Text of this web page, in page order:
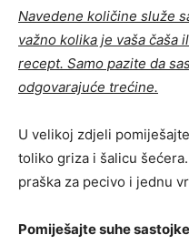
Navedene količine služe
važno kolika je vaša čaša
recept. Samo pazite da
odgovarajuće trećine.
U velikoj zdjeli
toliko griza i šalicu
praška za pecivo i jednu
Pomiješajte suhe